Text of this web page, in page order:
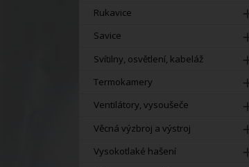
Rukavice
Savice
Svítilny, osvětlení, kabeláž
Termokamery
Ventilátory, vysoušeče
Věcná výzbroj a výstroj
Vysokotlaké hašení